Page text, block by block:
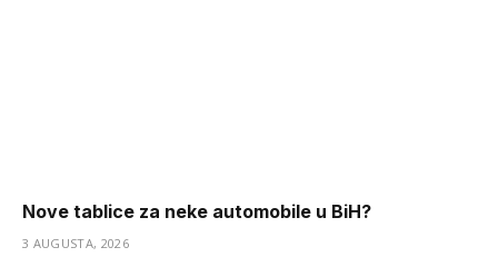
Nove tablice za neke automobile u BiH?
3 AUGUSTA, 2026